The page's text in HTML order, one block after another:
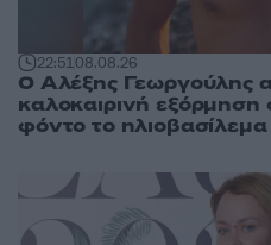
22:5108.08.26
Ο Αλέξης Γεωργούλης
καλοκαιρινή εξόρμηση
φόντο το ηλιοβασίλεμα